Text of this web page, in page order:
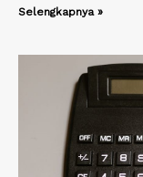
Selengkapnya »